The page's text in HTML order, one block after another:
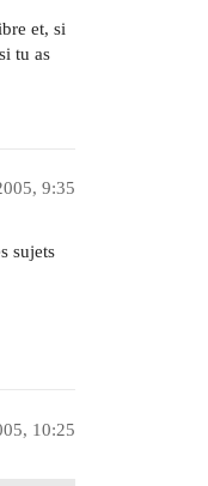
et, si
tu as
9:35
sujets
10:25